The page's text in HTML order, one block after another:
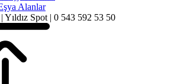
Alanlar
Spot | 0 543 592 53 50